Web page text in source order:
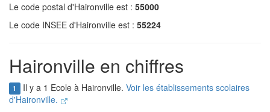
Le code postal d'Haironville est : 55000
Le code INSEE d'Haironville est : 55224
Haironville en chiffres
1 Il y a 1 Ecole à Haironville. Voir les établissements scolaires
d'Haironville.